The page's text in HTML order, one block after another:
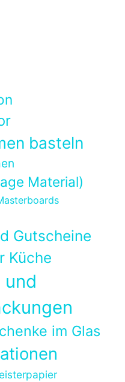
basteln
Material)
Gutscheine
Küche
und
im Glas